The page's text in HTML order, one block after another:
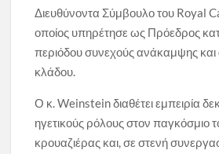
Διευθύνοντα Σύμβουλο του Royal
οποίος υπηρέτησε ως Πρόεδρος
περιόδου συνεχούς ανάκαμψης
κλάδου.
Ο κ. Weinstein διαθέτει εμπειρία
ηγετικούς ρόλους στον παγκόσμιο
κρουαζιέρας και, σε στενή